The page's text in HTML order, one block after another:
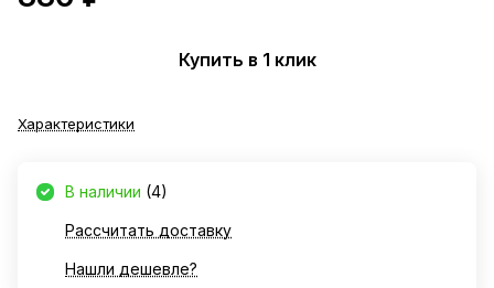
Купить в 1 клик
Характеристики
В наличии (4)
Рассчитать доставку
Нашли дешевле?